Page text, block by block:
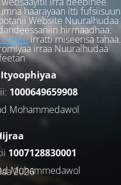
haarayaan itti fufsiisuun
Website Nuuralhudaa
hirmaadhaa.
coffeeirratti miseensa tahaa.
irraa Nuuralhudaa
1000649659908
Mohammedawol
1007128830001
Muhammedawol
2026